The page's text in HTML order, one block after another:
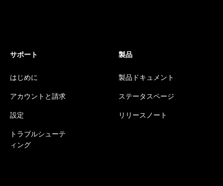
サポート
はじめに
アカウントと請求
設定
トラブルシューテ
ィング
製品
製品ドキュメント
ステータスページ
リリースノート